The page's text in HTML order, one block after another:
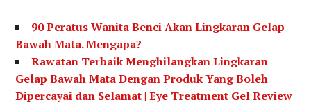
90 Peratus Wanita Benci Akan Lingkaran Gelap
Bawah Mata. Mengapa?
Rawatan Terbaik Menghilangkan Lingkaran
Gelap Bawah Mata Dengan Produk Yang Boleh
Dipercayai dan Selamat | Eye Treatment Gel Review